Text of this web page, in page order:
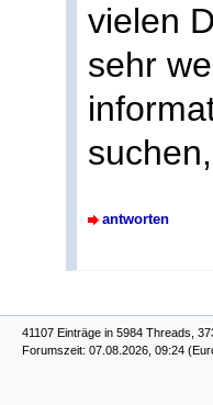
vielen
sehr
antworten
41107 Einträge in 5984 Threads,
Forumszeit: 07.08.2026, 09:24